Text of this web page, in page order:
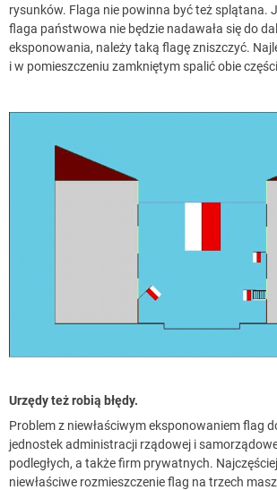
rysunków. Flaga nie powinna być też splątana.
flaga państwowa nie będzie nadawała się do
eksponowania, należy taką flagę zniszczyć.
i w pomieszczeniu zamkniętym spalić obie
Urzędy też robią błędy.
Problem z niewłaściwym eksponowaniem flag
jednostek administracji rządowej i
podległych, a także firm prywatnych.
niewłaściwe rozmieszczenie flag na trzech